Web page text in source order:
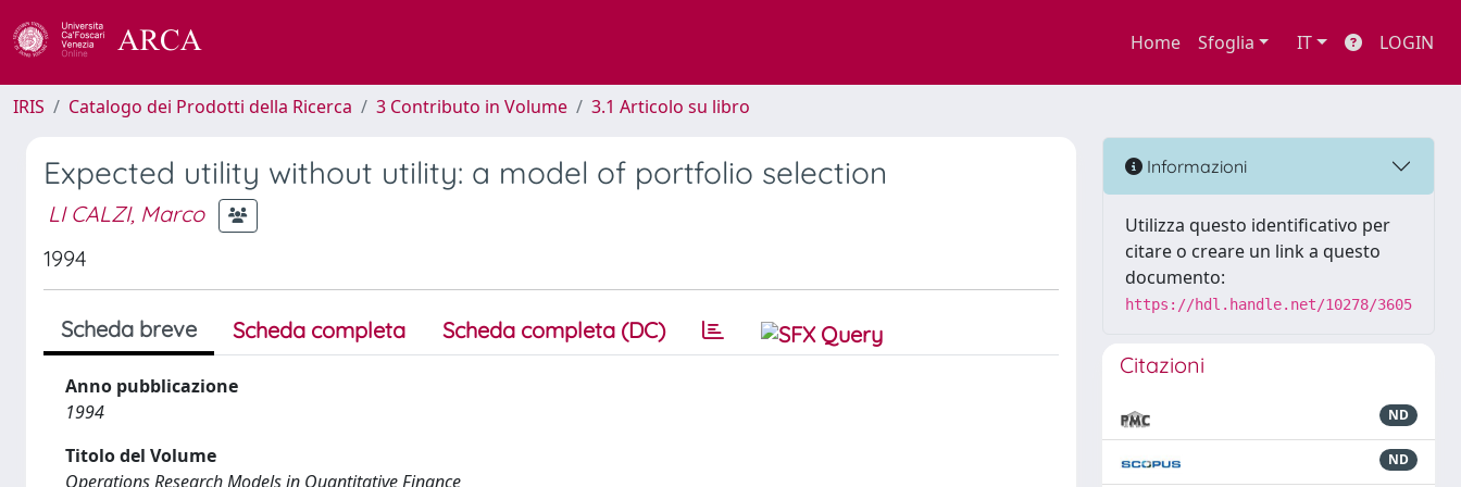
Home Sfoglia IT LOGIN
IRIS Catalogo dei Prodotti della Ricerca 3 Contributo in Volume 3.1 Articolo su libro
Expected utility without utility: a model of portfolio selection
LI CALZI, Marco
1994
Scheda breve Scheda completa Scheda completa (DC)
Anno pubblicazione
1994
Titolo del Volume
Operations Research Models in Quantitative Finance
Informazioni
Utilizza questo identificativo per
citare o creare un link a questo
documento:
https://hdl.handle.net/10278/3605
Citazioni
ND
ND